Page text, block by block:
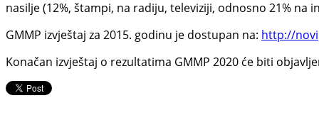
nasilje (12%, štampi, na radiju, televiziji, odnosno 21%
GMMP izvještaj za 2015. godinu je dostupan na: http://
Konačan izvještaj o rezultatima GMMP 2020 će biti